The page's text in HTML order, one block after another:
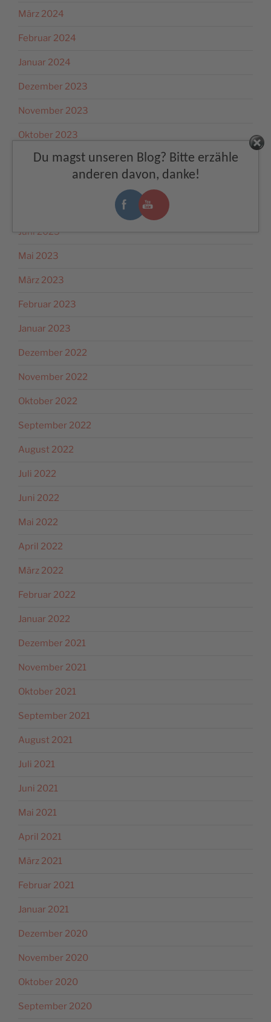
März 2024
Februar 2024
Januar 2024
Dezember 2023
November 2023
Oktober 2023
September 2023
Juni 2023
Mai 2023
März 2023
Februar 2023
Januar 2023
Dezember 2022
November 2022
Oktober 2022
September 2022
August 2022
Juli 2022
Juni 2022
Mai 2022
April 2022
März 2022
Februar 2022
Januar 2022
Dezember 2021
November 2021
Oktober 2021
September 2021
August 2021
Juli 2021
Juni 2021
Mai 2021
April 2021
März 2021
Februar 2021
Januar 2021
Dezember 2020
November 2020
Oktober 2020
September 2020
Du magst unseren Blog? Bitte erzähle
anderen davon, danke!
Facebook